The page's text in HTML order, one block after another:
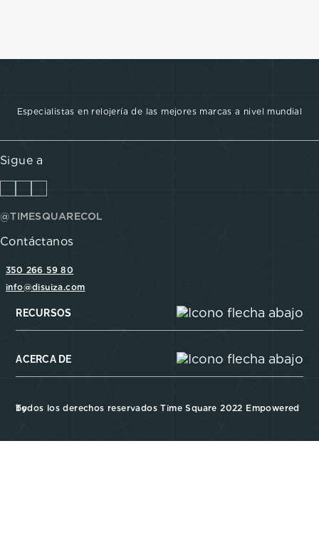
Especialistas en relojería de las mejores marcas a nivel mundial
Sigue a
@TIMESQUARECOL
Contáctanos
350 266 59 80
info@disuiza.com
RECURSOS
ACERCA DE
Todos los derechos reservados Time Square 2022 Empowered by